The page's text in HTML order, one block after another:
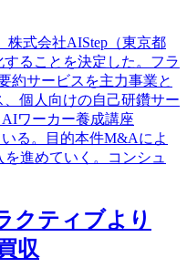
株式会社AIStep（東京都
ることを決定した。フラ
約サービスを主力事業と
個人向けの自己研鑽サー
ワーカー養成講座
いる。目的本件M&Aによ
進めていく。コンシュ
クティブより
収